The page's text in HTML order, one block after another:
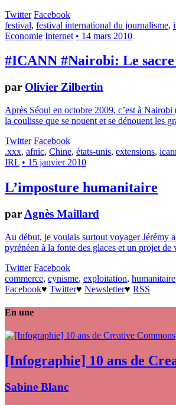
Twitter Facebook
festival, festival international du journalisme,
Economie Internet • 14 mars 2010
#ICANN #Nairobi: Le sacre
par Olivier Zilbertin
Après Séoul en octobre 2009, c’est à
la coulisse que se nouent et se dénouent les
Twitter Facebook
.xxx, afnic, Chine, états-unis, extensions,
IRL • 15 janvier 2010
L’imposture humanitaire
par Agnès Maillard
Au début, je voulais surtout voyager Jérémy
pyrénéen à la fonte des glaces et un projet
Twitter Facebook
commerce, cynisme, exploitation, humanitaire
Facebook♥ Twitter♥ Newsletter♥ RSS
En une
[Infographie] 10 ans de
Sabine Blanc